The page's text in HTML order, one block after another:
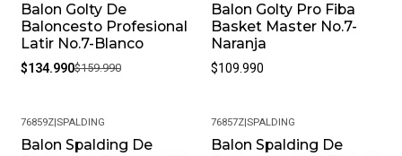
Cubierta: 100% caucho
¡Cuidados del Balon:!
seco, mantén la presión correcta, evita golpes bruscos y
condiciones extremas. Revisa el balón periódicamente para
-16%
Balon Golty De
Baloncesto Profesional
Latir No.7-Blanco
$134.990$159.990
Balon Golty Pro Fiba
Basket Master No.7-
Naranja
$109.990
-18%
76859Z|SPALDING
Balon Spalding De
-19%
76857Z|SPALDING
Balon Spalding De